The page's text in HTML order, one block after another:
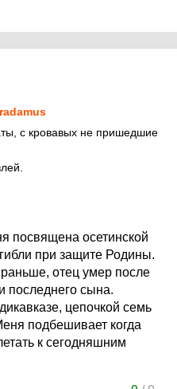
с кровавых не пришедшие
посвящена осетинской
при защите Родины.
отец умер после
последнего сына.
цепочкой семь
подбешивает когда
к сегодняшним